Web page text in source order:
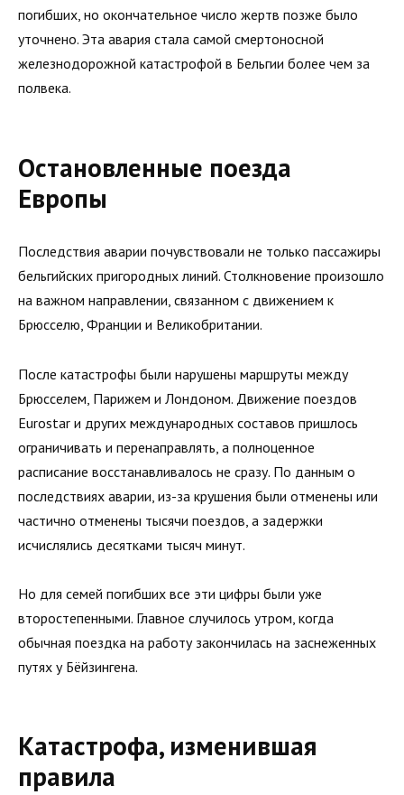
погибших, но окончательное число жертв позже было
уточнено. Эта авария стала самой смертоносной
железнодорожной катастрофой в Бельгии более чем за
полвека.
Остановленные поезда
Европы
Последствия аварии почувствовали не только пассажиры
бельгийских пригородных линий. Столкновение произошло
на важном направлении, связанном с движением к
Брюсселю, Франции и Великобритании.
После катастрофы были нарушены маршруты между
Брюсселем, Парижем и Лондоном. Движение поездов
Eurostar и других международных составов пришлось
ограничивать и перенаправлять, а полноценное
расписание восстанавливалось не сразу. По данным о
последствиях аварии, из-за крушения были отменены или
частично отменены тысячи поездов, а задержки
исчислялись десятками тысяч минут.
Но для семей погибших все эти цифры были уже
второстепенными. Главное случилось утром, когда
обычная поездка на работу закончилась на заснеженных
путях у Бёйзингена.
Катастрофа, изменившая
правила